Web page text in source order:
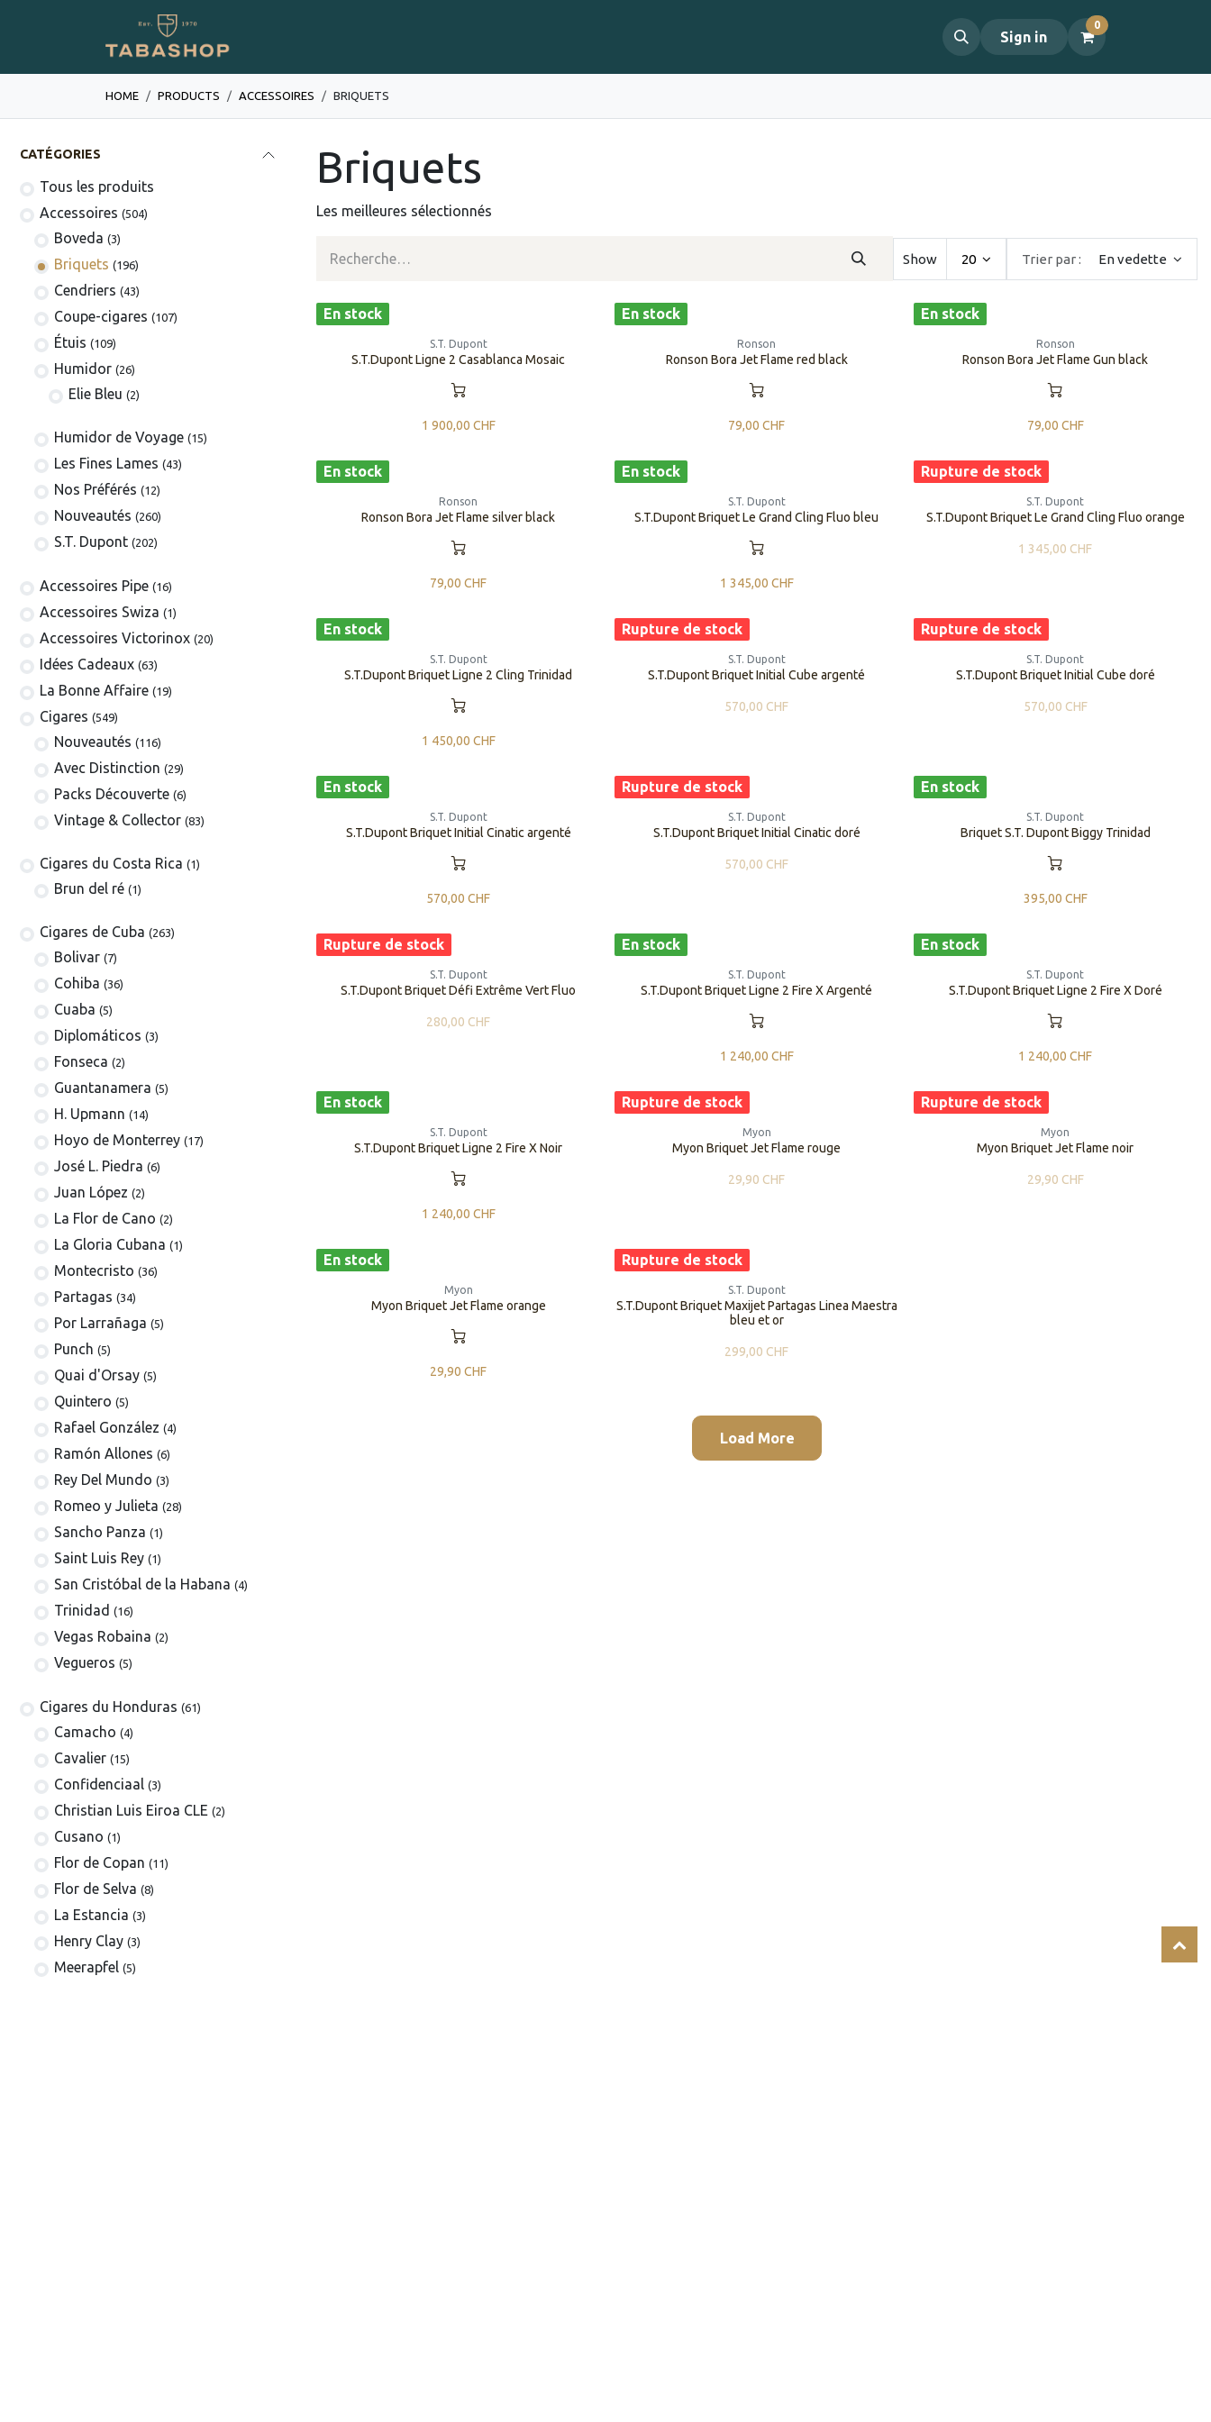
Sign in
0
HOME PRODUCTS ​​​​​​​​​​ACCESSOIRES ​​​​BRIQUETS
CATÉGORIES
Tous les produits
​​​​​​​​​​Accessoires (504)
Boveda (3)
​​​​Briquets (196)
Cendriers (43)
Coupe-cigares (107)
​Étuis (109)
Humidor (26)
Elie Bleu (2)
Humidor de Voyage (15)
Les Fines Lames (43)
Nos Préférés (12)
Nouveautés (260)
S.T. Dupont (202)
​​​​​​​​​​Accessoires Pipe (16)
Accessoires Swiza (1)
​​​​​​​​​​Accessoires Victorinox (20)
Idées Cadeaux (63)
La Bonne Affaire (19)
​​​Cigares (549)
​Nouveautés (116)
Avec Distinction (29)
Packs Découverte (6)
Vintage & Collector (83)
​​​Cigares du Costa Rica (1)
Brun del ré (1)
Cigares de Cuba (263)
​Bolivar (7)
Cohiba (36)
Cuaba (5)
Diplomáticos (3)
Fonseca (2)
Guantanamera (5)
H. Upmann (14)
Hoyo de Monterrey (17)
José L. Piedra (6)
Juan López (2)
La Flor de Cano (2)
La Gloria Cubana (1)
Montecristo (36)
Partagas (34)
Por Larrañaga (5)
Punch (5)
Quai d'Orsay (5)
Quintero (5)
Rafael González (4)
Ramón Allones (6)
Rey Del Mundo (3)
Romeo y Julieta (28)
Sancho Panza (1)
Saint Luis Rey (1)
San Cristóbal de la Habana (4)
Trinidad (16)
Vegas Robaina (2)
Vegueros (5)
​​​Cigares du Honduras (61)
Camacho (4)
Cavalier (15)
Confidenciaal (3)
Christian Luis Eiroa CLE (2)
Cusano (1)
Flor de Copan (11)
Flor de Selva (8)
La Estancia (3)
Henry Clay (3)
Meerapfel (5)
​​​​Briquets
Les meilleures sélectionnés
Trier par : En vedette
Show 20
En stock
S.T. Dupont
S.T.Dupont Ligne 2 Casablanca Mosaic
1 900,00 CHF
En stock
Ronson
Ronson Bora Jet Flame red black
79,00 CHF
En stock
Ronson
Ronson Bora Jet Flame Gun black
79,00 CHF
En stock
Ronson
Ronson Bora Jet Flame silver black
79,00 CHF
En stock
S.T. Dupont
S.T.Dupont Briquet Le Grand Cling Fluo bleu
1 345,00 CHF
Rupture de stock
S.T. Dupont
S.T.Dupont Briquet Le Grand Cling Fluo orange
1 345,00 CHF
En stock
S.T. Dupont
S.T.Dupont Briquet Ligne 2 Cling Trinidad
1 450,00 CHF
Rupture de stock
S.T. Dupont
S.T.Dupont Briquet Initial Cube argenté
570,00 CHF
Rupture de stock
S.T. Dupont
S.T.Dupont Briquet Initial Cube doré
570,00 CHF
En stock
S.T. Dupont
S.T.Dupont Briquet Initial Cinatic argenté
570,00 CHF
Rupture de stock
S.T. Dupont
S.T.Dupont Briquet Initial Cinatic doré
570,00 CHF
En stock
S.T. Dupont
​​​​Briquet S.T. Dupont Biggy Trinidad
395,00 CHF
Rupture de stock
S.T. Dupont
S.T.Dupont Briquet Défi Extrême Vert Fluo
280,00 CHF
En stock
S.T. Dupont
S.T.Dupont Briquet Ligne 2 Fire X Argenté
1 240,00 CHF
En stock
S.T. Dupont
S.T.Dupont Briquet Ligne 2 Fire X Doré
1 240,00 CHF
En stock
S.T. Dupont
S.T.Dupont Briquet Ligne 2 Fire X Noir
1 240,00 CHF
Rupture de stock
Myon
Myon Briquet Jet Flame rouge
29,90 CHF
Rupture de stock
Myon
Myon Briquet Jet Flame noir
29,90 CHF
En stock
Myon
Myon Briquet Jet Flame orange
29,90 CHF
Rupture de stock
S.T. Dupont
S.T.Dupont Briquet Maxijet Partagas Linea Maestra
bleu et or
299,00 CHF
Load More